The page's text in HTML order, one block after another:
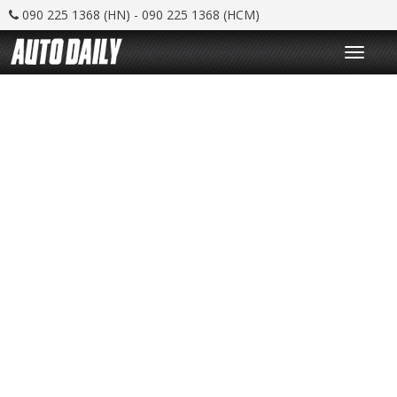
090 225 1368 (HN) - 090 225 1368 (HCM)
T
o
g